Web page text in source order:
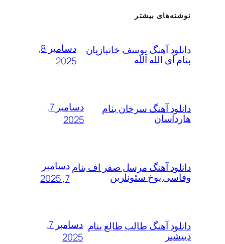
نوشته‌های بیشتر
دانلود آهنگ یوسف خانبازیان
بنام آی الله الله
دسامبر 8,
2025
دانلود آهنگ سرخان بنام
هارداسان
دسامبر 7,
2025
دانلود آهنگ مرسل صفر اف بنام
وفاسی یوخ سئونلرین
دسامبر
7, 2025
دانلود آهنگ طالب طالع بنام
دییشیر
دسامبر 7,
2025